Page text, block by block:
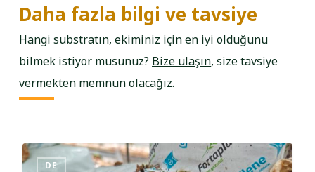
Daha fazla bilgi ve tavsiye
Hangi substratın, ekiminiz için en iyi olduğunu
bilmek istiyor musunuz? Bize ulaşın, size tavsiye
vermekten memnun olacağız.
DE